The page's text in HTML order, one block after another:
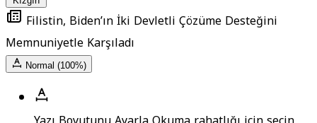
Filistin, Biden’ın İki Devletli Çözüme Desteğini
Memnuniyetle Karşıladı
Normal (100%)